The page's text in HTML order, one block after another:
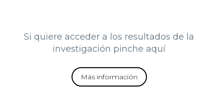
Si quiere acceder a los resultados de la
investigación pinche aquí
Más información